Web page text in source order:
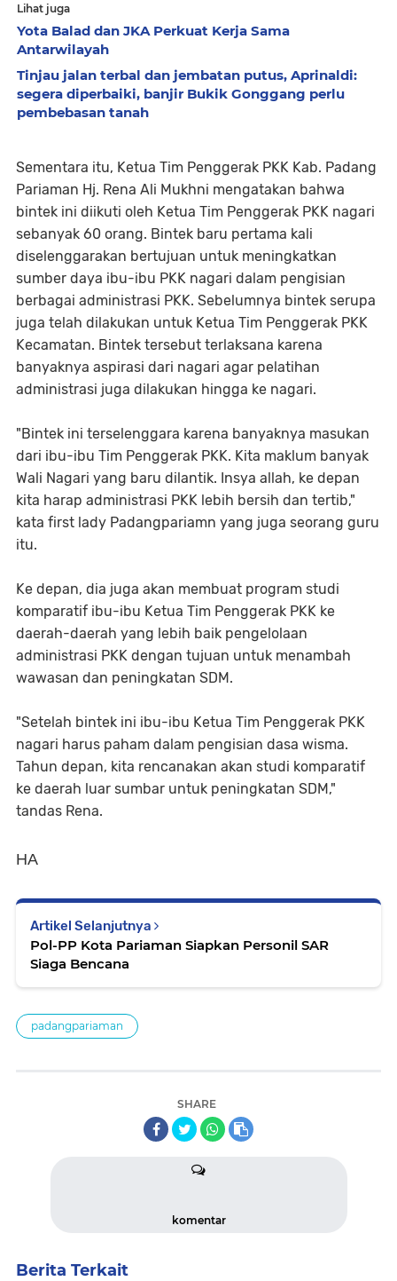
Lihat juga
Yota Balad dan JKA Perkuat Kerja Sama
Antarwilayah
Tinjau jalan terbal dan jembatan putus, Aprinaldi:
segera diperbaiki, banjir Bukik Gonggang perlu
pembebasan tanah
Sementara itu, Ketua Tim Penggerak PKK Kab. Padang
Pariaman Hj. Rena Ali Mukhni mengatakan bahwa
bintek ini diikuti oleh Ketua Tim Penggerak PKK nagari
sebanyak 60 orang. Bintek baru pertama kali
diselenggarakan bertujuan untuk meningkatkan
sumber daya ibu-ibu PKK nagari dalam pengisian
berbagai administrasi PKK. Sebelumnya bintek serupa
juga telah dilakukan untuk Ketua Tim Penggerak PKK
Kecamatan. Bintek tersebut terlaksana karena
banyaknya aspirasi dari nagari agar pelatihan
administrasi juga dilakukan hingga ke nagari.
"Bintek ini terselenggara karena banyaknya masukan
dari ibu-ibu Tim Penggerak PKK. Kita maklum banyak
Wali Nagari yang baru dilantik. Insya allah, ke depan
kita harap administrasi PKK lebih bersih dan tertib,"
kata first lady Padangpariamn yang juga seorang guru
itu.
Ke depan, dia juga akan membuat program studi
komparatif ibu-ibu Ketua Tim Penggerak PKK ke
daerah-daerah yang lebih baik pengelolaan
administrasi PKK dengan tujuan untuk menambah
wawasan dan peningkatan SDM.
"Setelah bintek ini ibu-ibu Ketua Tim Penggerak PKK
nagari harus paham dalam pengisian dasa wisma.
Tahun depan, kita rencanakan akan studi komparatif
ke daerah luar sumbar untuk peningkatan SDM,"
tandas Rena.
HA
Artikel Selanjutnya
Pol-PP Kota Pariaman Siapkan Personil SAR
Siaga Bencana
padangpariaman
SHARE
komentar
Berita Terkait